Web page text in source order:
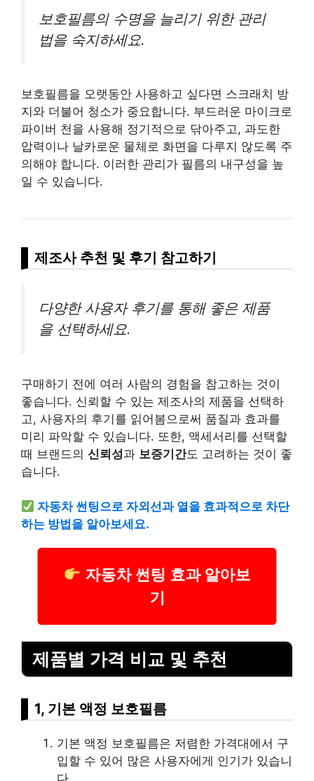
보호필름의 수명을 늘리기 위한 관리
법을 숙지하세요.
보호필름을 오랫동안 사용하고 싶다면 스크래치 방
지와 더불어 청소가 중요합니다. 부드러운 마이크로
파이버 천을 사용해 정기적으로 닦아주고, 과도한
압력이나 날카로운 물체로 화면을 다루지 않도록 주
의해야 합니다. 이러한 관리가 필름의 내구성을 높
일 수 있습니다.
제조사 추천 및 후기 참고하기
다양한 사용자 후기를 통해 좋은 제품
을 선택하세요.
구매하기 전에 여러 사람의 경험을 참고하는 것이
좋습니다. 신뢰할 수 있는 제조사의 제품을 선택하
고, 사용자의 후기를 읽어봄으로써 품질과 효과를
미리 파악할 수 있습니다. 또한, 액세서리를 선택할
때 브랜드의 신뢰성과 보증기간도 고려하는 것이 좋
습니다.
자동차썬팅으로 자외선과 열을 효과적으로 차단
하는 방법을 알아보세요.
자동차 썬팅 효과 알아보
기
제품별 가격 비교 및 추천
1, 기본 액정 보호필름
기본 액정 보호필름은 저렴한 가격대에서 구
입할 수 있어 많은 사용자에게 인기가 있습니